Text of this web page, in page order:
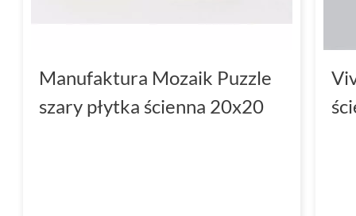
Manufaktura Mozaik Puzzle
szary płytka ścienna 20x20